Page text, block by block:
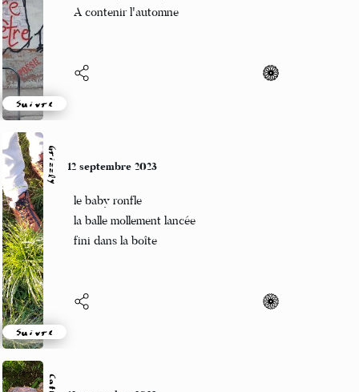
Suivre
des fruits mûrs
Ubu100titre
Suivre
10 septembre 2023
Bouteille couchée
Sur la table du jardin
Quelques gouttes d'hier